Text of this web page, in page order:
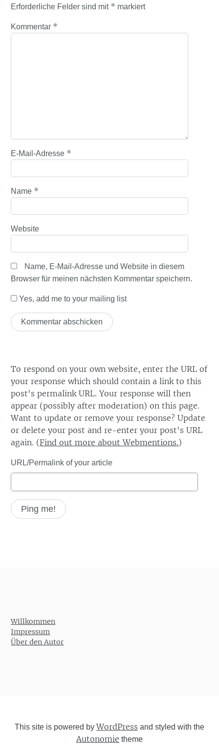
Erforderliche Felder sind mit * markiert
Kommentar *
E-Mail-Adresse *
Name *
Website
Name, E-Mail-Adresse und Website in diesem
Browser für meinen nächsten Kommentar speichern.
Yes, add me to your mailing list
To respond on your own website, enter the URL of
your response which should contain a link to this
post's permalink URL. Your response will then
appear (possibly after moderation) on this page.
Want to update or remove your response? Update
or delete your post and re-enter your post's URL
again. (Find out more about Webmentions.)
URL/Permalink of your article
Willkommen
Impressum
Über den Autor
This site is powered byWordPress and styled with the
Autonomie theme